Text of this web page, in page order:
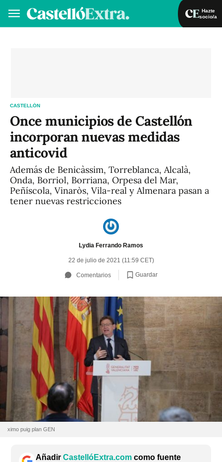
Hazte
socio/a
CASTELLÓN
Once municipios de Castellón
incorporan nuevas medidas
anticovid
Además de Benicàssim, Torreblanca, Alcalà,
Onda, Borriol, Borriana, Orpesa del Mar,
Peñíscola, Vinaròs, Vila-real y Almenara pasan a
tener nuevas restricciones
Lydia Ferrando Ramos
22 de julio de 2021 (11:59 CET)
Comentarios Guardar
ximo puig plan GEN
Añadir CastellóExtra.com como fuente